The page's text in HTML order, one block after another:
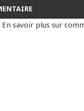
En savoir plus sur